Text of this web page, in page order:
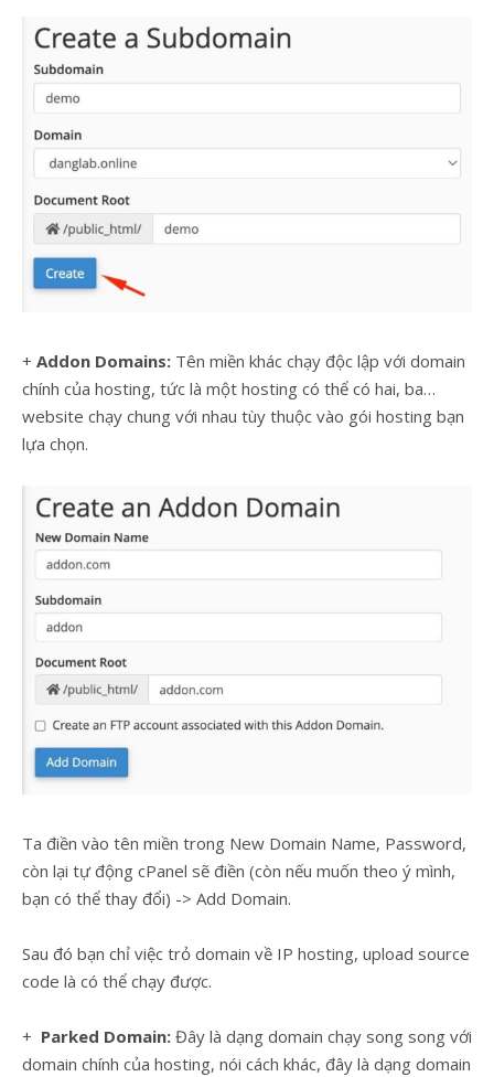
+ Addon Domains: Tên miền khác chạy độc lập với domain
chính của hosting, tức là một hosting có thể có hai, ba…
website chạy chung với nhau tùy thuộc vào gói hosting bạn
lựa chọn.
Ta điền vào tên miền trong New Domain Name, Password,
còn lại tự động cPanel sẽ điền (còn nếu muốn theo ý mình,
bạn có thể thay đổi) -> Add Domain.
Sau đó bạn chỉ việc trỏ domain về IP hosting, upload source
code là có thể chạy được.
+ Parked Domain: Đây là dạng domain chạy song song với
domain chính của hosting, nói cách khác, đây là dạng domain